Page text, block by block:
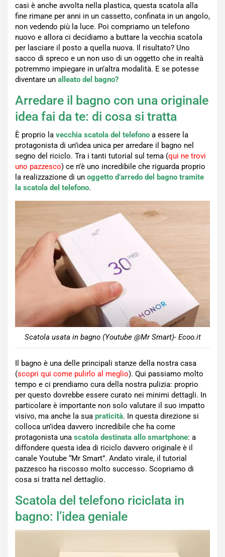
casi è anche avvolta nella plastica, questa scatola alla
fine rimane per anni in un cassetto, confinata in un angolo,
non vedendo più la luce. Poi compriamo un telefono
nuovo e allora ci decidiamo a buttare la vecchia scatola
per lasciare il posto a quella nuova. Il risultato? Uno
sacco di spreco e un non uso di un oggetto che in realtà
potremmo impiegare in un’altra modalità. E se potesse
diventare un alleato del bagno?
Arredare il bagno con una originale
idea fai da te: di cosa si tratta
È proprio la vecchia scatola del telefono a essere la
protagonista di un’idea unica per arredare il bagno nel
segno del riciclo. Tra i tanti tutorial sul tema (qui ne trovi
uno pazzesco) ce n’è uno incredibile che riguarda proprio
la realizzazione di un oggetto d’arredo del bagno tramite
la scatola del telefono.
Scatola usata in bagno (Youtube @Mr Smart)- Ecoo.it
Il bagno è una delle principali stanze della nostra casa
(scopri qui come pulirlo al meglio). Qui passiamo molto
tempo e ci prendiamo cura della nostra pulizia: proprio
per questo dovrebbe essere curato nei minimi dettagli. In
particolare è importante non solo valutare il suo impatto
visivo, ma anche la sua praticità. In questa direzione si
colloca un’idea davvero incredibile che ha come
protagonista una scatola destinata allo smartphone: a
diffondere questa idea di riciclo davvero originale è il
canale Youtube “Mr Smart”. Andato virale, il tutorial
pazzesco ha riscosso molto successo. Scopriamo di
cosa si tratta nel dettaglio.
Scatola del telefono riciclata in
bagno: l’idea geniale